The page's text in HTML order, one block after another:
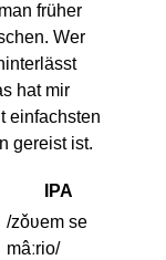
früher
Wer
hat mir
einfachsten
gereist ist.
IPA
/zǒʋem se
mâːrio/